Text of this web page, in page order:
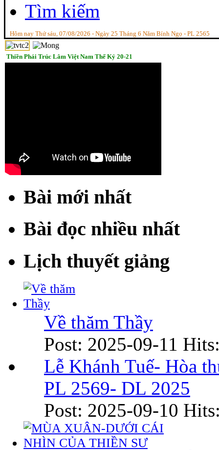
Tìm kiếm
Hôm nay Thứ sáu, 07/08/2026 - Ngày 25 Tháng 6 Năm Bính Ngọ - PL 2565
Thiền Phái Trúc Lâm Việt Nam Thế Kỷ 20-21
Bài mới nhất
Bài đọc nhiều nhất
Lịch thuyết giảng
Về thăm Thầy
Post: 2025-09-11
Lễ Khánh Tuế- Hòa
PL 2569- DL 2025
Post: 2025-09-10